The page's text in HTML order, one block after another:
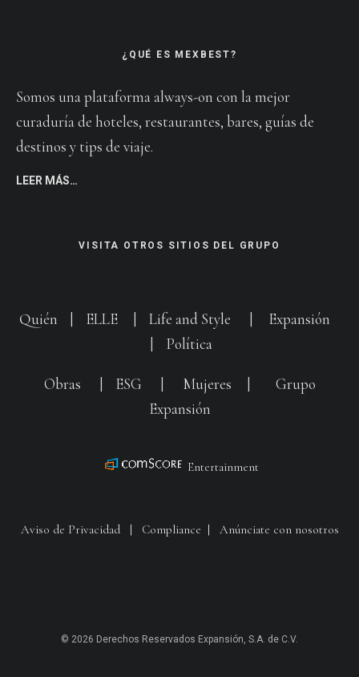
¿QUÉ ES MEXBEST?
Somos una plataforma always-on con la mejor
curaduría de hoteles, restaurantes, bares, guías de
destinos y tips de viaje.
LEER MÁS…
VISITA OTROS SITIOS DEL GRUPO
Quién ELLE Life and Style
Expansión
Política
Obras ESG Mujeres
Grupo
Expansión
Entertainment
Aviso de Privacidad| Compliance | Anúnciate con nosotros
© 2026 Derechos Reservados Expansión, S.A. de C.V.